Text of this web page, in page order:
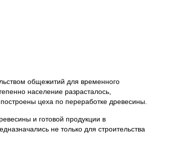
общежитий для временного
население разрасталось,
цеха по переработке древесины.
и готовой продукции в
не только для строительства